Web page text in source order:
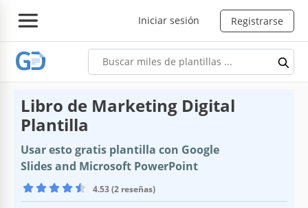
Iniciar sesión Registrarse
Libro de Marketing Digital
Plantilla
Usar esto gratis plantilla con Google
Slides and Microsoft PowerPoint
4.53 (2 reseñas)